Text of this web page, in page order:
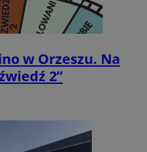
w Orzeszu. Na
2”